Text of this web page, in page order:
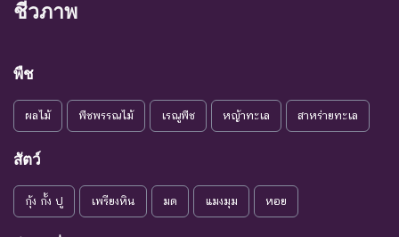
ชีวภาพ
พืช
ผลไม้ พืชพรรณไม้ เรณูพืช หญ้าทะเล สาหร่ายทะเล
สัตว์
กุ้ง กั้ง ปู เพรียงหิน มด แมงมุม หอย